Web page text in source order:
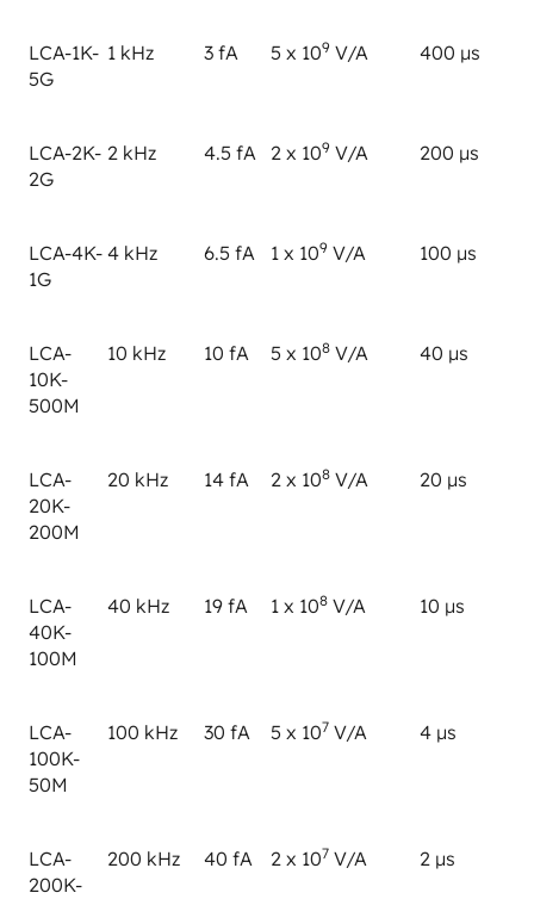
LCA-1K-
5G
1 kHz 3 fA 5 x 109 V/A 400 µs
LCA-2K-
2G
2 kHz 4.5 fA 2 x 109 V/A 200 µs
LCA-4K-
1G
4 kHz 6.5 fA 1 x 109 V/A 100 µs
LCA-
10K-
500M
10 kHz 10 fA 5 x 108 V/A 40 µs
LCA-
20K-
200M
20 kHz 14 fA 2 x 108 V/A 20 µs
LCA-
40K-
100M
40 kHz 19 fA 1 x 108 V/A 10 µs
LCA-
100K-
50M
100 kHz 30 fA 5 x 107 V/A 4 µs
LCA-
200K-
200 kHz 40 fA 2 x 107 V/A 2 µs